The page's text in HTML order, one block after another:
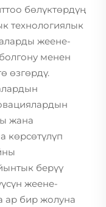
бөлүктөрдүң
технологиялык
жеене-
менен
өзгөрдү.
жана
көрсөтүлүп
берүү
жеене-
ар бир жолуна